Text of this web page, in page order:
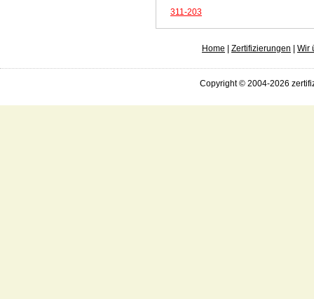
311-203
Home Zertifizierungen Wir
Copyright © 2004-2026